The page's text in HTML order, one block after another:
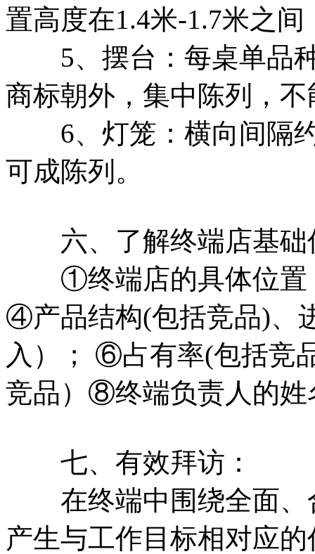
置高度在1.4米-1.7米之
5、摆台：每桌单品种
商标朝外，集中陈列，
6、灯笼：横向间隔约
可成陈列。
六、了解终端店基础
①终端店的具体位置
④产品结构(包括竞品)、
入）； ⑥占有率(包括竞
竞品）⑧终端负责人的
七、有效拜访：
在终端中围绕全面、
产生与工作目标相对应